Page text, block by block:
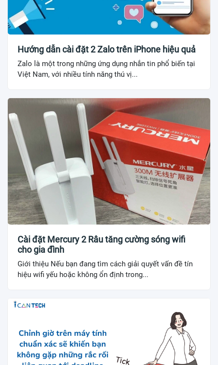
Hướng dẫn cài đặt 2 Zalo trên iPhone hiệu quả
Zalo là một trong những ứng dụng nhắn tin phổ biến tại
Việt Nam, với nhiều tính năng thú vị...
Cài đặt Mercury 2 Râu tăng cường sóng wifi
cho gia đình
Giới thiệu Nếu bạn đang tìm cách giải quyết vấn đề tín
hiệu wifi yếu hoặc không ổn định trong...